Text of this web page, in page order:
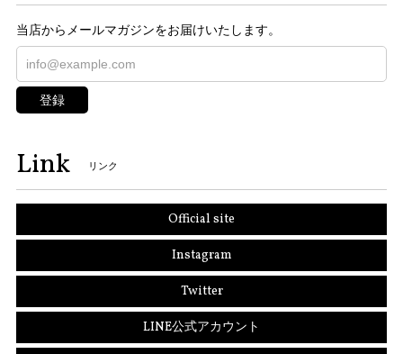
当店からメールマガジンをお届けいたします。
登録
Link リンク
Official site
Instagram
Twitter
LINE公式アカウント